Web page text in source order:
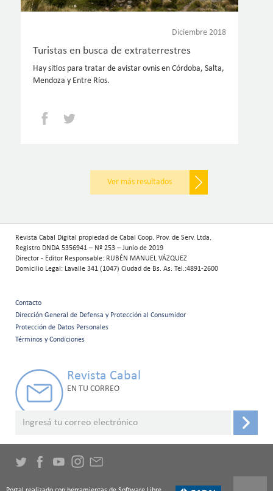
Diciembre 2018
Turistas en busca de extraterrestres
Hay sitios para tratar de avistar ovnis en Córdoba, Salta,
Mendoza y Entre Ríos.
Facebook
Ver más resultados
Revista Cabal Digital propiedad de Cabal Coop. Prov. de Serv. Ltda.
Registro DNDA 5356941 – Nº 253 – Junio de 2019
Director - Editor Responsable: RUBÉN MANUEL VÁZQUEZ
Domicilio Legal: Lavalle 341 (1047) Ciudad de Bs. As. Tel.:4891-2600
Menú
secundario
Contacto
Dirección General de Defensa y Protección al Consumidor
Protección de Datos Personales
Términos y Condiciones
Revista Cabal
EN TU CORREO